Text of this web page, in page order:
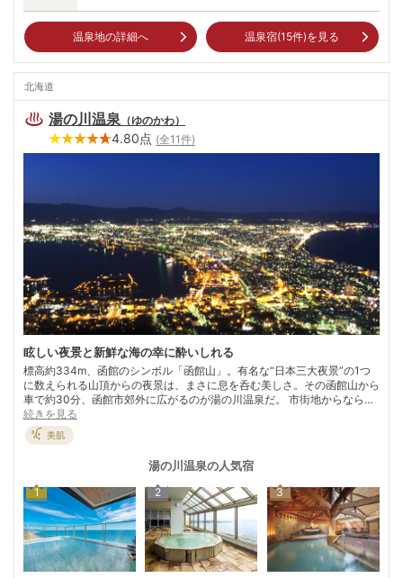
温泉地の詳細へ 温泉宿(15件)を見る
北海道
湯の川温泉 （ゆのかわ）
4.80点 (全11件)
眩しい夜景と新鮮な海の幸に酔いしれる
標高約334m、函館のシンボル「函館山」。有名な“日本三大夜景”の1つ
に数えられる山頂からの夜景は、まさに息を呑む美しさ。その函館山から
車で約30分、函館市郊外に広がるのが湯の川温泉だ。 市街地からなら車
で約10分、函館空港からは約5分という近さ。函館観光の拠点として、多
くの湯客で賑わう“北海道三大温泉郷”。目の前に津軽海峡が広がり、夏か
ら秋にかけては露天風呂や宿のお部屋から名物のイカ漁の漁火が眺められ
で漬け込んだ、北海道の味覚の代表格。
続きを見る
美肌
湯の川温泉の人気宿
1 2 3